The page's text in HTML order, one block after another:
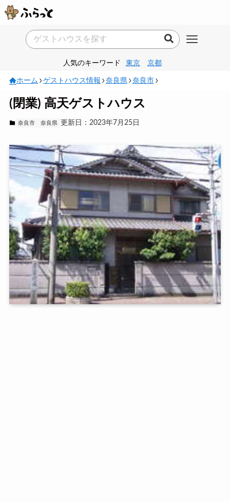
人気のキーワード 東京 京都
ホーム ゲストハウス情報 奈良県 奈良市
(閉業) 高天ゲストハウス
奈良市 奈良県 更新日：2023年7月25日